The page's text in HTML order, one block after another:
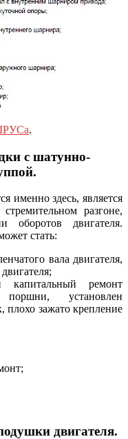
.
с шатунно-
именно здесь, является
разгоне,
оборотов двигателя.
стать:
вала двигателя,
капитальный ремонт
установлен
плохо зажато крепление
двигателя.